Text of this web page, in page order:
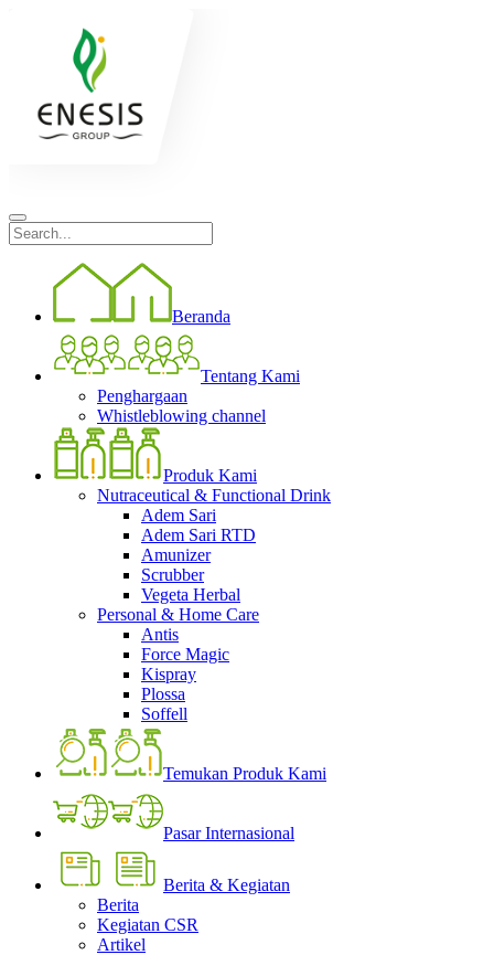
Beranda
Tentang Kami
Penghargaan
Whistleblowing channel
Produk Kami
Nutraceutical & Functional Drink
Adem Sari
Adem Sari RTD
Amunizer
Scrubber
Vegeta Herbal
Personal & Home Care
Antis
Force Magic
Kispray
Plossa
Soffell
Temukan Produk Kami
Pasar Internasional
Berita & Kegiatan
Berita
Kegiatan CSR
Artikel